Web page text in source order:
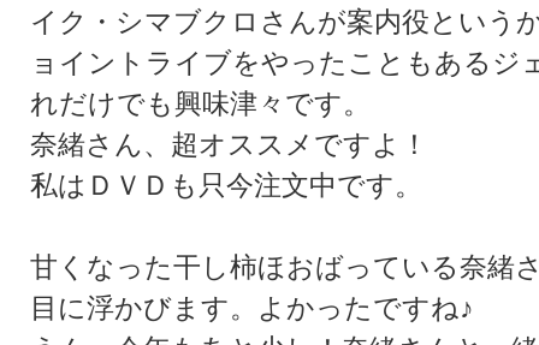
イク・シマブクロさんが案内役という
ョイントライブをやったこともあるジ
れだけでも興味津々です。
奈緒さん、超オススメですよ！
私はＤＶＤも只今注文中です。
甘くなった干し柿ほおばっている奈緒
目に浮かびます。よかったですね♪